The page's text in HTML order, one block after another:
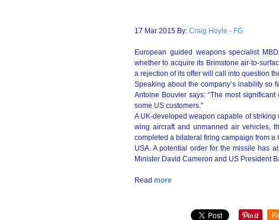
17 Mar 2015 By: Craig Hoyle - FG
European guided weapons specialist
whether to acquire its Brimstone air-to-
a rejection of its offer will call into question
Speaking about the company’s inability so
Antoine Bouvier says: “The most
some US customers.”
A UK-developed weapon capable of
wing aircraft and unmanned air vehicles,
completed a bilateral firing campaign from a
USA. A potential order for the missile has
Minister David Cameron and US President
Read more